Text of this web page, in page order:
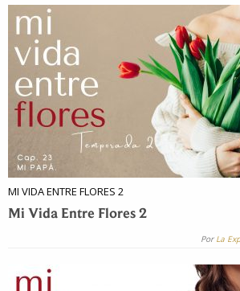
MI VIDA ENTRE FLORES 2
Mi Vida Entre Flores 2
Por La